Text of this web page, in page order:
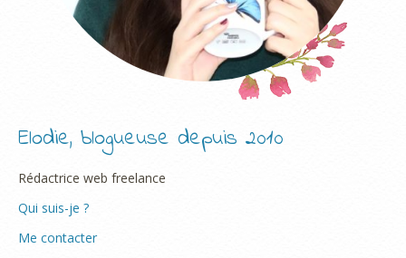
Elodie, blogueuse depuis 2010
Rédactrice web freelance
Qui suis-je ?
Me contacter